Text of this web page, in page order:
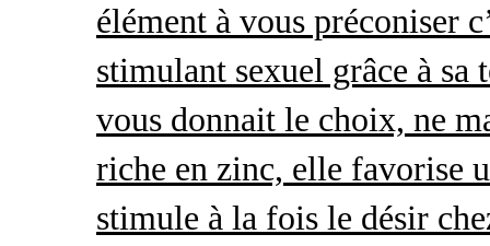
élément à vous préconiser
stimulant sexuel grâce à sa
vous donnait le choix, ne
riche en zinc, elle favorise
stimule à la fois le désir